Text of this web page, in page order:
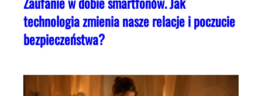
technologia zmienia nasze relacje i poczucie
bezpieczeństwa?